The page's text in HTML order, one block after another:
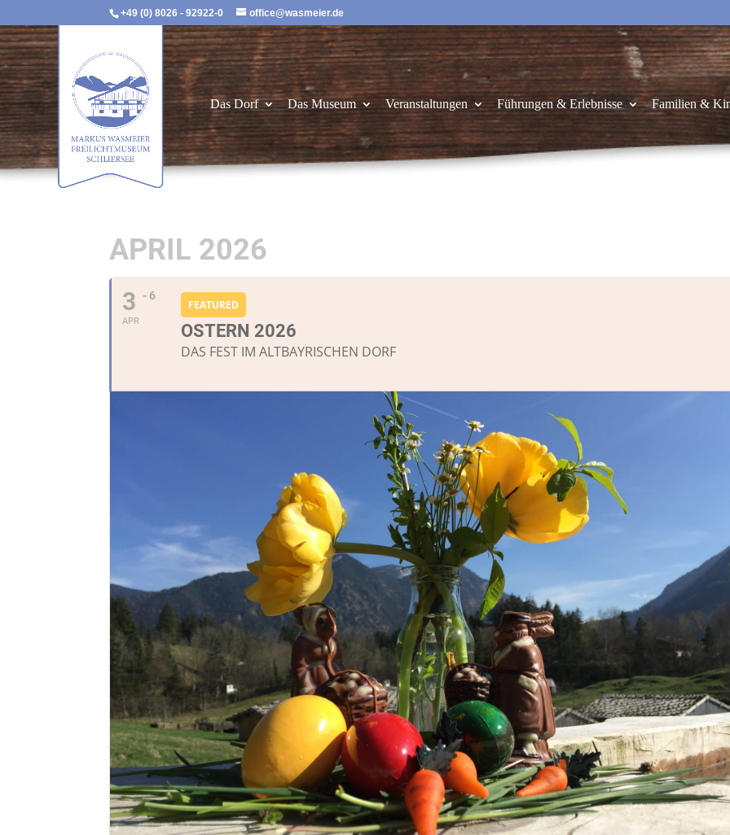
+49 (0) 8026 - 92922-0 office@wasmeier.de
Das Dorf Das Museum Veranstaltungen Führungen & Erlebnisse Familien &
APRIL 2026
3
APR
- 6
FEATURED
OSTERN 2026
DAS FEST IM ALTBAYRISCHEN DORF